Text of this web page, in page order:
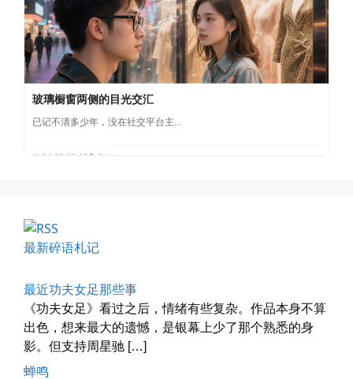
玻璃橱窗两侧的目光交汇
已记不清多少年，没在社交平台主...
📅 04-30 07:47👤 Zairun
车窗外的风景，辽宁家乡的草木新...
📅 04-29 20:49👤 Zairun
最新碎语札记
最近功夫女足那些事
《功夫女足》看过之后，情绪有些复杂。作品本身不算
出色，想来最大的遗憾，是银幕上少了那个熟悉的身
影。但支持周星驰 […]
蝉鸣